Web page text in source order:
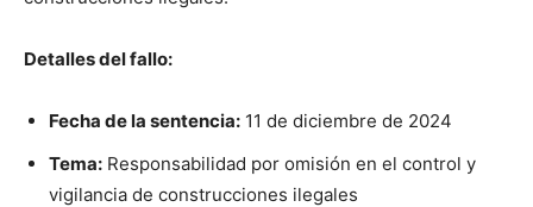
Detalles del fallo:
Fecha de la sentencia: 11 de diciembre de 2024
Tema: Responsabilidad por omisión en el control y
vigilancia de construcciones ilegales